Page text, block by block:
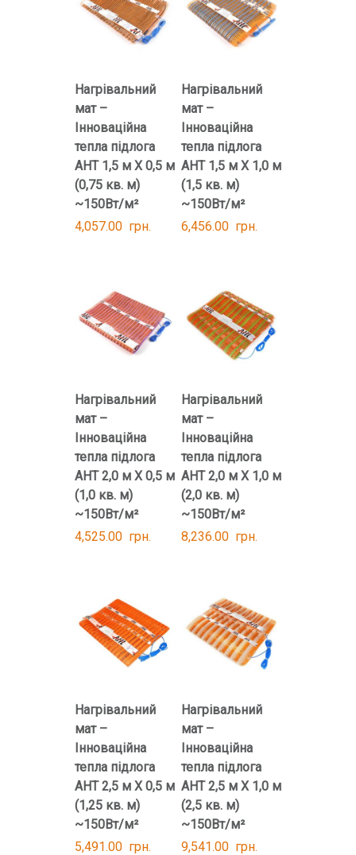
Нагрівальний
мат –
Інноваційна
тепла підлога
AHT 1,5 м Х 0,5 м
(0,75 кв. м)
~150Вт/м²
4,057.00 грн.
Нагрівальний
мат –
Інноваційна
тепла підлога
AHT 1,5 м Х 1,0 м
(1,5 кв. м)
~150Вт/м²
6,456.00 грн.
Нагрівальний
мат –
Інноваційна
тепла підлога
AHT 2,0 м Х 0,5 м
(1,0 кв. м)
~150Вт/м²
4,525.00 грн.
Нагрівальний
мат –
Інноваційна
тепла підлога
AHT 2,0 м Х 1,0 м
(2,0 кв. м)
~150Вт/м²
8,236.00 грн.
Нагрівальний
мат –
Інноваційна
тепла підлога
AHT 2,5 м Х 0,5 м
(1,25 кв. м)
~150Вт/м²
5,491.00 грн.
Нагрівальний
мат –
Інноваційна
тепла підлога
AHT 2,5 м Х 1,0 м
(2,5 кв. м)
~150Вт/м²
9,541.00 грн.